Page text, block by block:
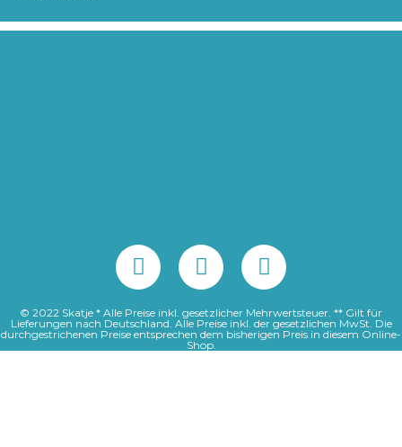
© 2022 Skatje * Alle Preise inkl. gesetzlicher Mehrwertsteuer. ** Gilt für
Lieferungen nach Deutschland. Alle Preise inkl. der gesetzlichen MwSt. Die
durchgestrichenen Preise entsprechen dem bisherigen Preis in diesem Online-
Shop.